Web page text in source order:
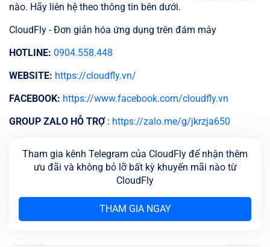
nào. Hãy liên hệ theo thông tin bên dưới.
CloudFly - Đơn giản hóa ứng dụng trên đám mây
HOTLINE: 0904.558.448
WEBSITE: https://cloudfly.vn/
FACEBOOK: https://www.facebook.com/cloudfly.vn
GROUP ZALO HỖ TRỢ : https://zalo.me/g/jkrzja650
Tham gia kênh Telegram của CloudFly để nhận thêm
ưu đãi và không bỏ lỡ bất kỳ khuyến mãi nào từ
CloudFly
THAM GIA NGAY